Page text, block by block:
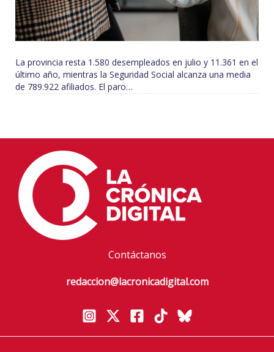
La provincia resta 1.580 desempleados en julio y 11.361 en el
último año, mientras la Seguridad Social alcanza una media
de 789.922 afiliados. El paro…
Contáctanos
redaccion@lacronicadigital.com